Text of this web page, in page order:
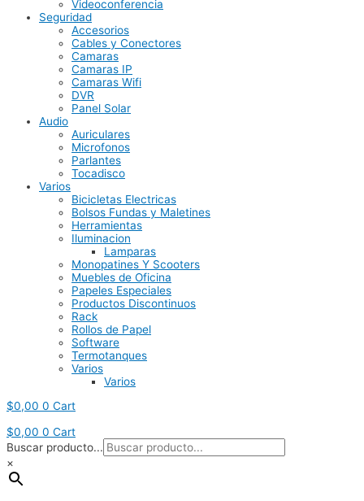
Videoconferencia
Seguridad
Accesorios
Cables y Conectores
Camaras
Camaras IP
Camaras Wifi
DVR
Panel Solar
Audio
Auriculares
Microfonos
Parlantes
Tocadisco
Varios
Bicicletas Electricas
Bolsos Fundas y Maletines
Herramientas
Iluminacion
Lamparas
Monopatines Y Scooters
Muebles de Oficina
Papeles Especiales
Productos Discontinuos
Rack
Rollos de Papel
Software
Termotanques
Varios
Varios
$0,00 0 Cart
$0,00 0 Cart
Buscar producto...
×